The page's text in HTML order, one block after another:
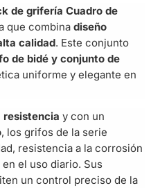
de grifería Cuadro de
que combinadiseño
calidad. Este conjunto
de bidé y conjunto de
uniforme y elegante en
resistencia y con un
, los grifos de la serie
resistencia a la corrosión
el uso diario. Sus
un control preciso de la